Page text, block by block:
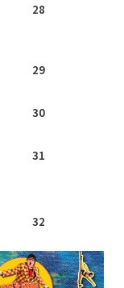
28
29
30
31
32